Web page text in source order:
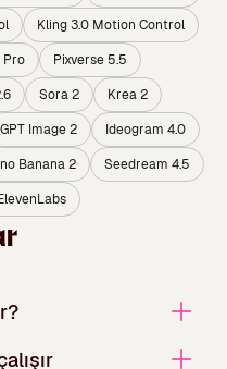
Kling 3.0 Motion Control
Pro
Pixverse 5.5
Sora 2
Krea 2
GPT Image 2
Ideogram 4.0
Banana 2
Seedream 4.5